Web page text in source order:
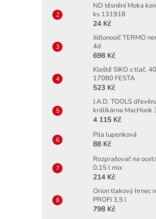
ND těsnění Moka
ks 131918
24 Kč
Jídlonosič TERMO
4d
698 Kč
Kleště SIKO s tlač.
17080 FESTA
523 Kč
J.A.D. TOOLS
králíkárna MacHook
4 115 Kč
Pila lupenková
88 Kč
Rozprašovač na
0,15 l mix
214 Kč
Orion tlakový hrnec
PROFI 3,5 l
798 Kč